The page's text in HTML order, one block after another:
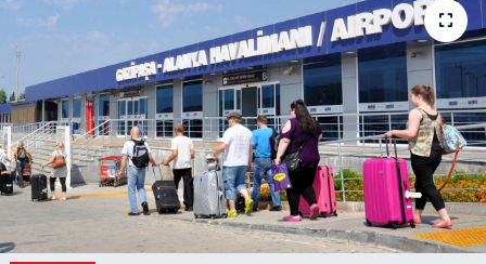
SAĞLIK
DÜNYA
EĞİTİM
TURİZM
RÖPORTAJ